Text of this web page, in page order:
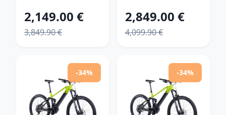
cm)
2,149.00 €
3,849.90 €
pearl - L (18,5",
175-185 cm)
2,849.00 €
4,099.90 €
-34% -34%